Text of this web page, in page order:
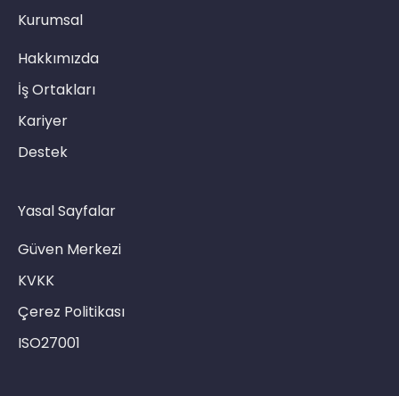
Kurumsal
Hakkımızda
İş Ortakları
Kariyer
Destek
Yasal Sayfalar
Güven Merkezi
KVKK
Çerez Politikası
ISO27001